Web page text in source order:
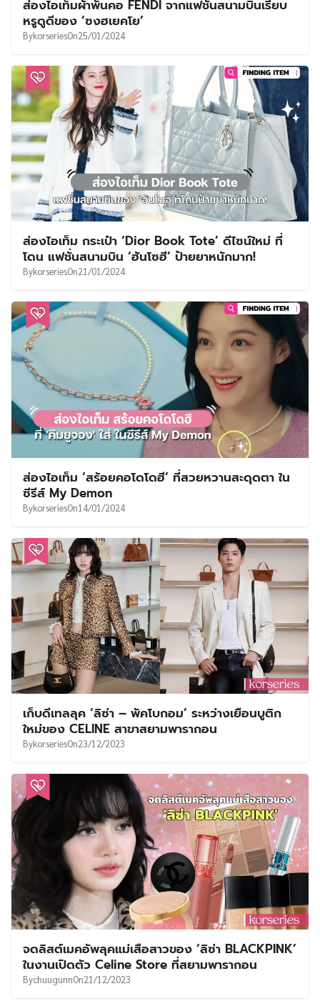
ส่องไอเท็มผ้าพันคอ FENDI จากแฟชั่นสนามบินเรียบ
หรูดูดีของ ‘ซงฮเยคโย’
BykorseriesOn25/01/2024
ส่องไอเท็ม กระเป๋า ‘Dior Book Tote’ ดีไซน์ใหม่ ที่
โดน แฟชั่นสนามบิน ‘ฮันโซฮี’ ป้ายยาหนักมาก!
BykorseriesOn21/01/2024
ส่องไอเท็ม ‘สร้อยคอโดโดฮี’ ที่สวยหวานสะดุดตา ใน
ซีรีส์ My Demon
BykorseriesOn14/01/2024
เก็บดีเทลลุค ‘ลิซ่า – พัคโบกอม’ ระหว่างเยือนบูติก
ใหม่ของ CELINE สาขาสยามพารากอน
BykorseriesOn23/12/2023
จดลิสต์เมคอัพลุคแม่เสือสาวของ ‘ลิซ่า BLACKPINK’
ในงานเปิดตัว Celine Store ที่สยามพารากอน
BychuugunnOn21/12/2023